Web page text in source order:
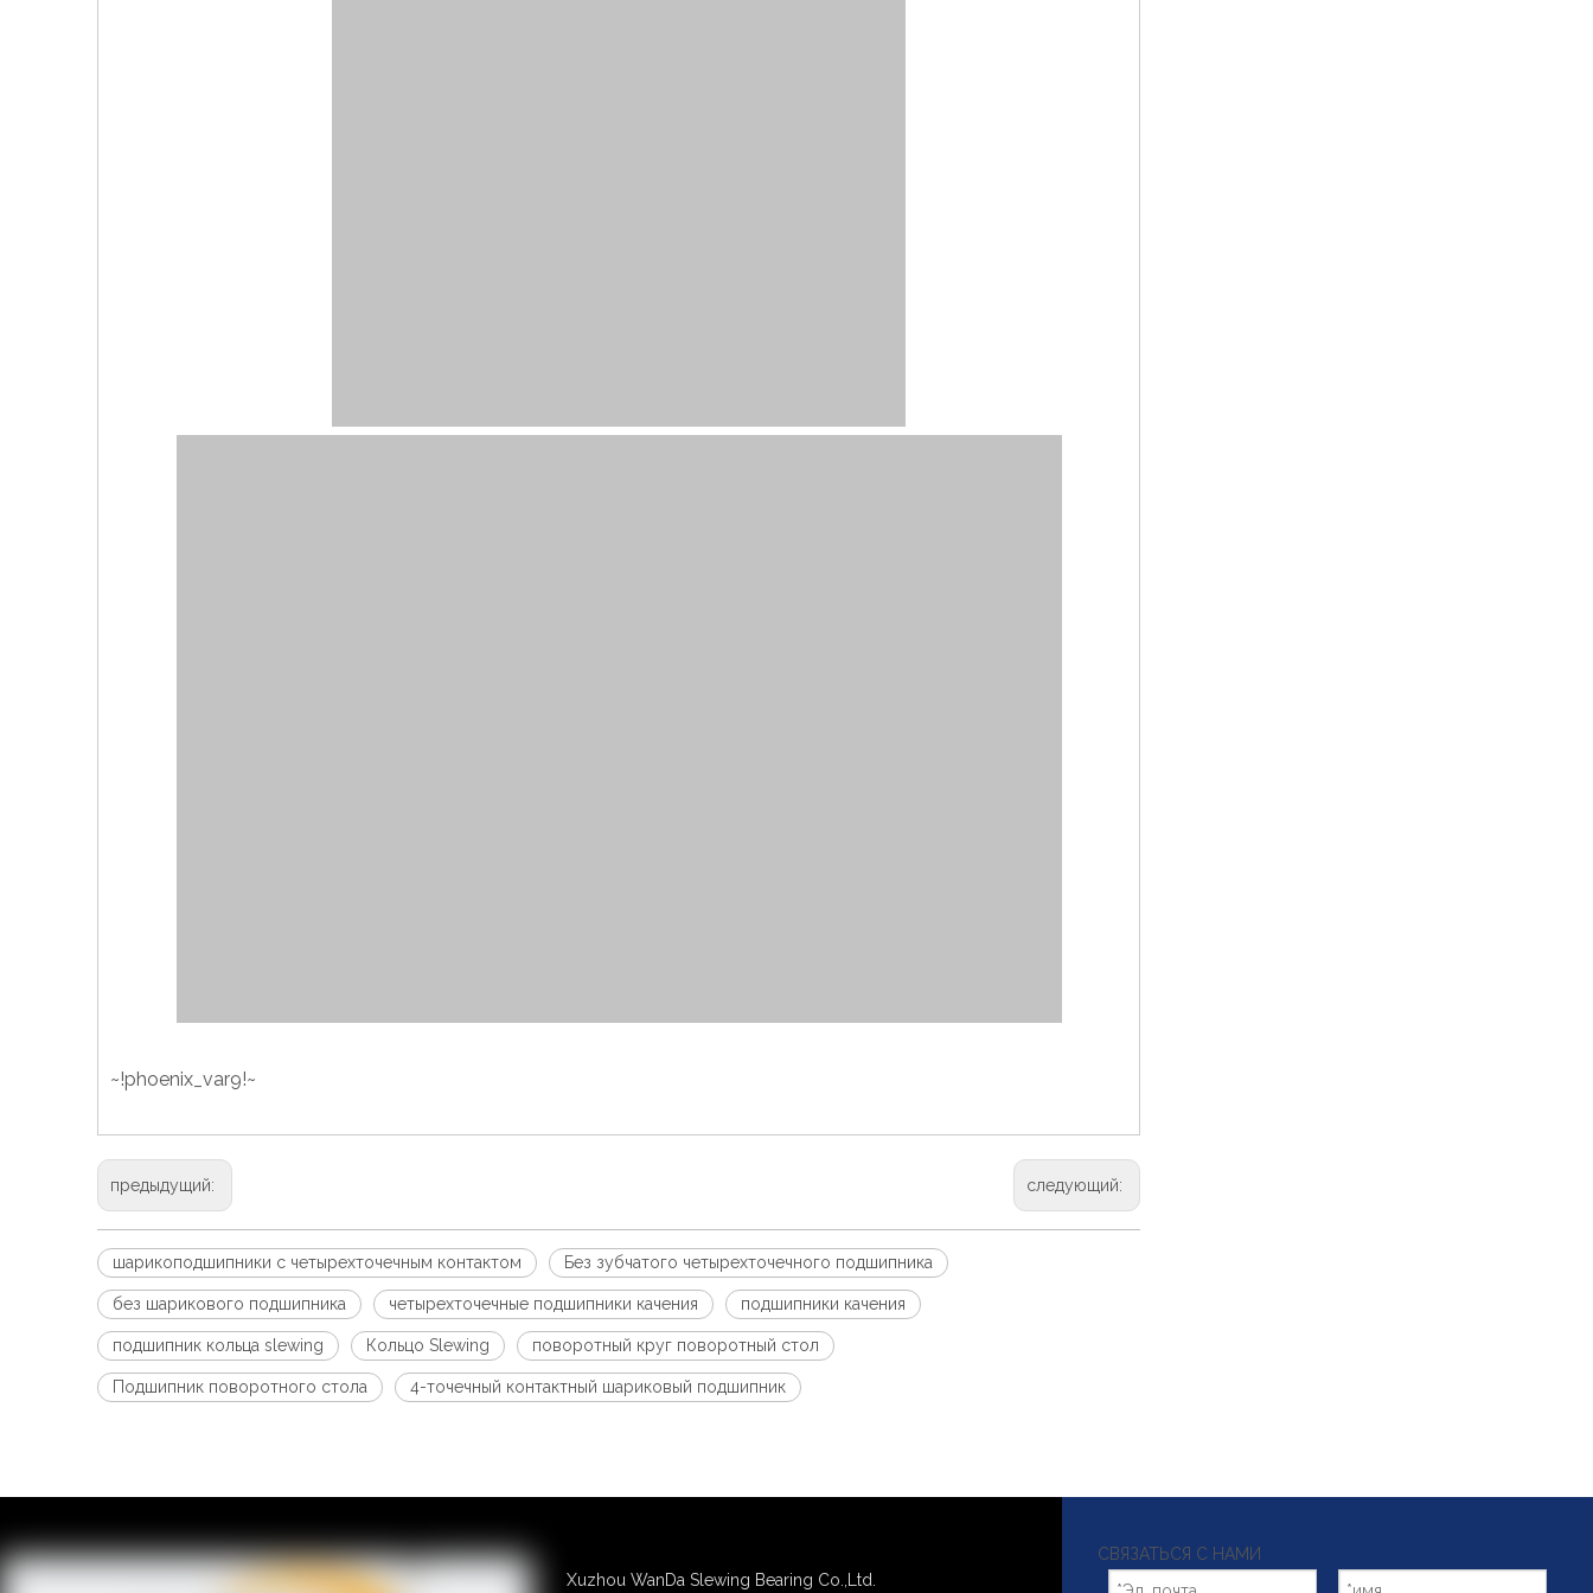
~!phoenix_var9!~
предыдущий: следующий:
шарикоподшипники с четырехточечным контактом Без зубчатого четырехточечного подшипника
без шарикового подшипника четырехточечные подшипники качения подшипники качения
подшипник кольца slewing Кольцо Slewing поворотный круг поворотный стол
Подшипник поворотного стола 4-точечный контактный шариковый подшипник
Xuzhou WanDa Slewing Bearing Co.,Ltd.
СВЯЗАТЬСЯ С НАМИ